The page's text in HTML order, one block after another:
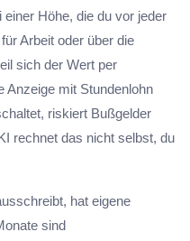
Höhe, die du vor jeder
Arbeit oder über die
sich der Wert per
Anzeige mit Stundenlohn
riskiert Bußgelder
rechnet das nicht selbst, du
hat eigene
sind